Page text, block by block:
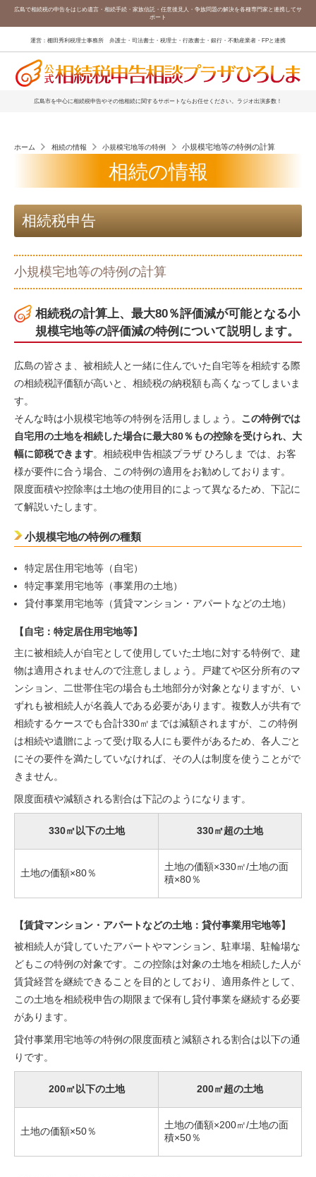
広島で相続税の申告をはじめ遺言・相続手続・家族信託・任意後見人・争族問題の解決を各種専門家と連携してサ
ポート
運営：棚田秀利税理士事務所 弁護士・司法書士・税理士・行政書士・銀行・不動産業者・FPと連携
広島市を中心に相続税申告やその他相続に関するサポートならお任せください。ラジオ出演多数！
ホーム 相続の情報 小規模宅地等の特例 小規模宅地等の特例の計算
相続の情報
相続税申告
小規模宅地等の特例の計算
相続税の計算上、最大80％評価減が可能となる小
規模宅地等の評価減の特例について説明します。
広島の皆さま、被相続人と一緒に住んでいた自宅等を相続する際
の相続税評価額が高いと、相続税の納税額も高くなってしまいま
す。
そんな時は小規模宅地等の特例を活用しましょう。 この特例では
自宅用の土地を相続した場合に最大80％もの控除を受けられ、大
幅に節税できます。相続税申告相談プラザ ひろしま では、お客
様が要件に合う場合、この特例の適用をお勧めしております。
限度面積や控除率は土地の使用目的によって異なるため、下記に
て解説いたします。
小規模宅地の特例の種類
特定居住用宅地等（自宅）
特定事業用宅地等（事業用の土地）
貸付事業用宅地等（賃貸マンション・アパートなどの土地）
【自宅：特定居住用宅地等】
主に被相続人が自宅として使用していた土地に対する特例で、建
物は適用されませんので注意しましょう。戸建てや区分所有のマ
ンション、二世帯住宅の場合も土地部分が対象となりますが、い
ずれも被相続人が名義人である必要があります。複数人が共有で
相続するケースでも合計330㎡までは減額されますが、この特例
は相続や遺贈によって受け取る人にも要件があるため、各人ごと
にその要件を満たしていなければ、その人は制度を使うことがで
きません。
限度面積や減額される割合は下記のようになります。
330㎡以下の土地 330㎡超の土地
土地の価額×80％
土地の価額×330㎡/土地の面
積×80％
【賃貸マンション・アパートなどの土地：貸付事業用宅地等】
被相続人が貸していたアパートやマンション、駐車場、駐輪場な
どもこの特例の対象です。この控除は対象の土地を相続した人が
賃貸経営を継続できることを目的としており、適用条件として、
この土地を相続税申告の期限まで保有し貸付事業を継続する必要
があります。
貸付事業用宅地等の特例の限度面積と減額される割合は以下の通
りです。
200㎡以下の土地 200㎡超の土地
土地の価額×50％
土地の価額×200㎡/土地の面
積×50％